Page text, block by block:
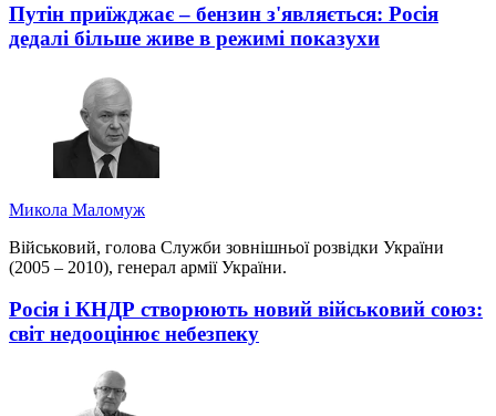
Путін приїжджає – бензин з'являється: Росія
дедалі більше живе в режимі показухи
Микола Маломуж
Військовий, голова Служби зовнішньої розвідки України
(2005 – 2010), генерал армії України.
Росія і КНДР створюють новий військовий союз:
світ недооцінює небезпеку